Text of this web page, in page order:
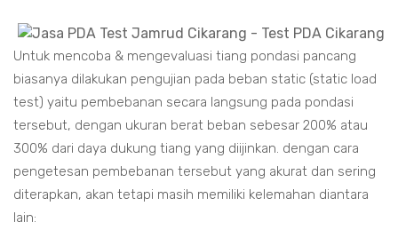
Untuk mencoba & mengevaluasi tiang pondasi pancang
biasanya dilakukan pengujian pada beban static (static load
test) yaitu pembebanan secara langsung pada pondasi
tersebut, dengan ukuran berat beban sebesar 200% atau
300% dari daya dukung tiang yang diijinkan. dengan cara
pengetesan pembebanan tersebut yang akurat dan sering
diterapkan, akan tetapi masih memiliki kelemahan diantara
lain: